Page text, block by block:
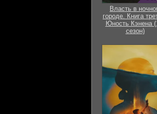
Власть в
городе. Книга
Юность Кэнена
сезон)